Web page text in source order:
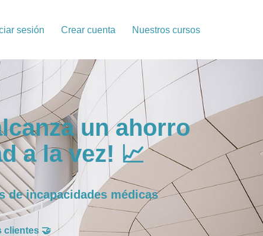
sesión Crear cuenta Nuestros cursos
un ahorro
a la vez! 📈
de incapacidades médicas
clientes 🤝